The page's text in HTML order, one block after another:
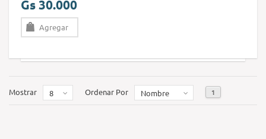
Gs 30.000
Agregar
Mostrar 8 Ordenar Por Nombre 1